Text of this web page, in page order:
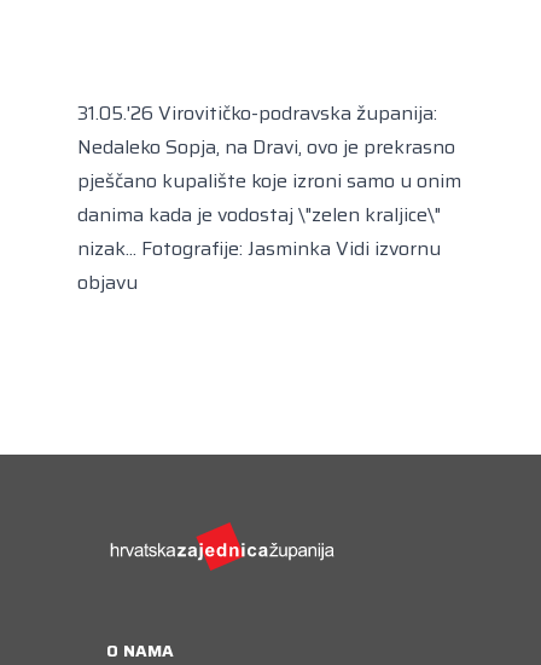
31.05.'26 Virovitičko-podravska županija:
Nedaleko Sopja, na Dravi, ovo je prekrasno
pješčano kupalište koje izroni samo u onim
danima kada je vodostaj \"zelen kraljice\"
nizak... Fotografije: Jasminka Vidi izvornu
objavu
O NAMA